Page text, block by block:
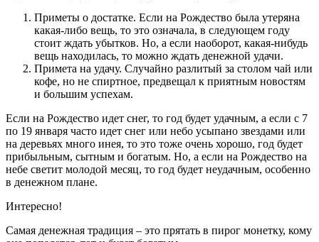
Приметы о достатке. Если на Рождество была утеряна
какая-либо вещь, то это означала, в следующем году
стоит ждать убытков. Но, а если наоборот, какая-нибудь
вещь находилась, то можно ждать денежной удачи.
Примета на удачу. Случайно разлитый за столом чай или
кофе, но не спиртное, предвещал к приятным новостям
и большим успехам.
Если на Рождество идет снег, то год будет удачным, а если с 7
по 19 января часто идет снег или небо усыпано звездами или
на деревьях много инея, то это тоже очень хорошо, год будет
прибыльным, сытным и богатым. Но, а если на Рождество на
небе светит молодой месяц, то год будет неудачным, особенно
в денежном плане.
Интересно!
Самая денежная традиция – это прятать в пирог монетку, кому